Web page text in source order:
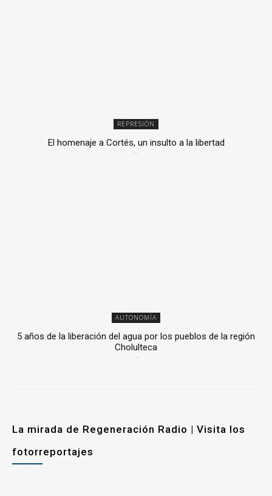
REPRESIÓN
El homenaje a Cortés, un insulto a la libertad
AUTONOMÍA
5 años de la liberación del agua por los pueblos de la región
Cholulteca
La mirada de Regeneración Radio | Visita los
fotorreportajes